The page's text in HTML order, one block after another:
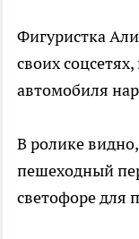
Фигуристка
своих
автомобиля
В ролике
пешеходный
светофоре для